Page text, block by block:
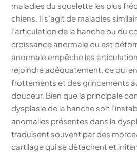
maladies du squelette les plus
chiens. Il s’agit de maladies
l’articulation de la hanche ou du
croissance anormale ou est
anormale empêche les
rejoindre adéquatement, ce qui
frottements et des grincements
douceur. Bien que la principale
dysplasie de la hanche soit
anomalies présentes dans la
traduisent souvent par des
cartilage qui se détachent et